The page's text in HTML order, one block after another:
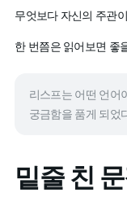
무엇보다 자신의 주관
한 번쯤은 읽어보면 좋
리스프는 어떤 언어
궁금함을 품게 되었
밑줄 친